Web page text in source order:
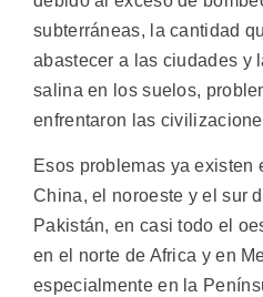
subterráneas, la cantidad
abastecer a las ciudades y
salina en los suelos,
enfrentaron las
Esos problemas ya existen
China, el noroeste y el sur
Pakistán, en casi todo el
en el norte de Africa y en
especialmente en la